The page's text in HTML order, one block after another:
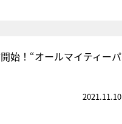
始！“オールマイティーパ
2021.11.10